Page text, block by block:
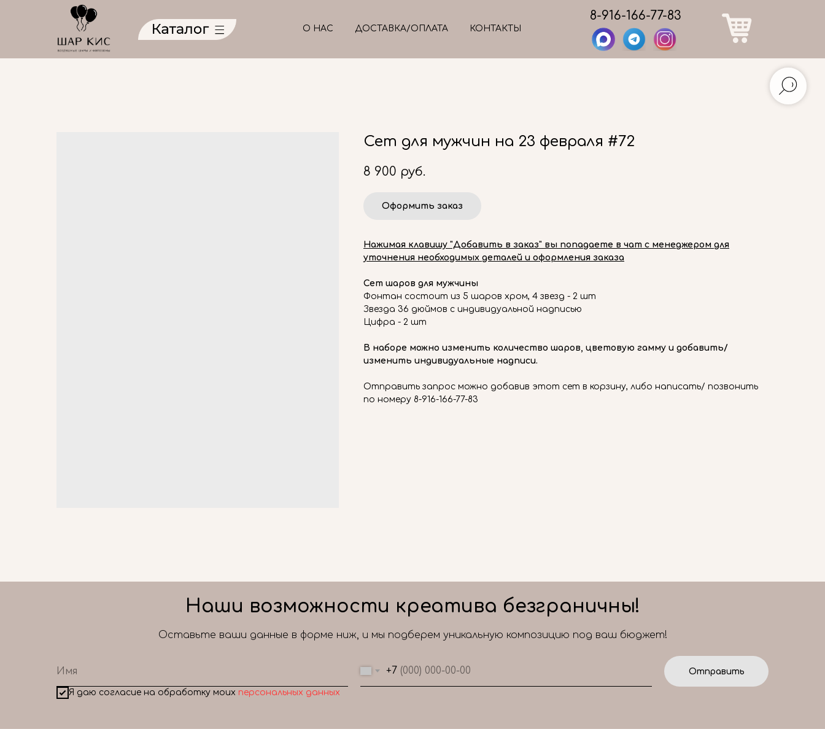
8-916-166-77-83
О НАС ДОСТАВКА/ОПЛАТА КОНТАКТЫ
Сет для мужчин на 23 февраля #72
8 900 руб.
Оформить заказ
Нажимая клавишу "Добавить в заказ" вы попадаете в чат с менеджером для
уточнения необходимых деталей и оформления заказа
Сет шаров для мужчины
Фонтан состоит из 5 шаров хром, 4 звезд - 2 шт
Звезда 36 дюймов с индивидуальной надписью
Цифра - 2 шт
В наборе можно изменить количество шаров, цветовую гамму и добавить/
изменить индивидуальные надписи.
Отправить запрос можно добавив этот сет в корзину, либо написать/ позвонить
по номеру 8-916-166-77-83
+7
Я даю согласие на обработку моих персональных данных
Отправить
Наши возможности креатива безграничны!
Оставьте ваши данные в форме ниж, и мы подберем уникальную композицию под ваш бюджет!